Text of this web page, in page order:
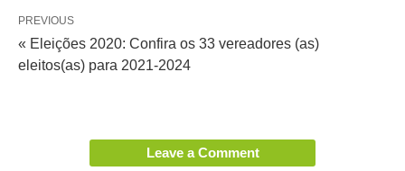
PREVIOUS
« Eleições 2020: Confira os 33 vereadores (as)
eleitos(as) para 2021-2024
Leave a Comment